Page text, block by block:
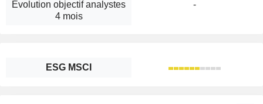
Évolution objectif analystes
4 mois
-
ESG MSCI